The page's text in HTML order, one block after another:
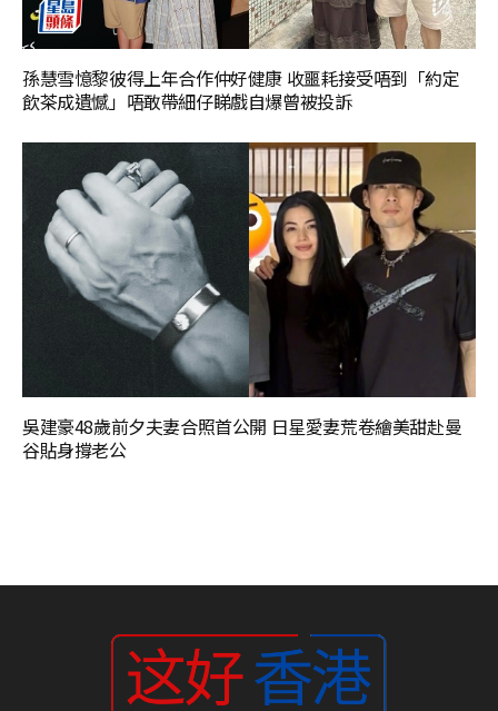
孫慧雪憶黎彼得上年合作仲好健康 收噩耗接受唔到「約定
飲茶成遺憾」唔敢帶細仔睇戲自爆曾被投訴
吳建豪48歲前夕夫妻合照首公開 日星愛妻荒卷繪美甜赴曼
谷貼身撐老公